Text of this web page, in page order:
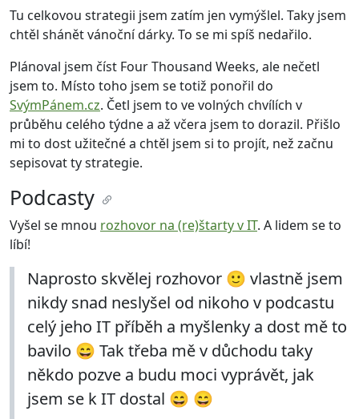
Tu celkovou strategii jsem zatím jen vymýšlel. Taky jsem
chtěl shánět vánoční dárky. To se mi spíš nedařilo.
Plánoval jsem číst Four Thousand Weeks, ale nečetl
jsem to. Místo toho jsem se totiž ponořil do
SvýmPánem.cz. Četl jsem to ve volných chvílích v
průběhu celého týdne a až včera jsem to dorazil. Přišlo
mi to dost užitečné a chtěl jsem si to projít, než začnu
sepisovat ty strategie.
Podcasty
Vyšel se mnou rozhovor na (re)štarty v IT. A lidem se to
líbí!
Naprosto skvělej rozhovor 🙂 vlastně jsem
nikdy snad neslyšel od nikoho v podcastu
celý jeho IT příběh a myšlenky a dost mě to
bavilo 😄 Tak třeba mě v důchodu taky
někdo pozve a budu moci vyprávět, jak
jsem se k IT dostal 😄 😄